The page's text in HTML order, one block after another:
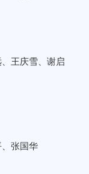
王庆雪、谢启
张国华